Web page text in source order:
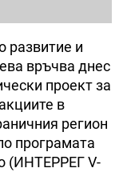
развитие и
връчва днес
проект за
в
регион
програмата
(ИНТЕРРЕГ V-